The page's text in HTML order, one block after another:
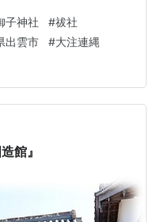
が鎮座します。写真は
金刀比羅宮、奥が祓社
り参道右に鎮座する祓
都比咩神、気吹戸主
祀っております。違い
の素兎をモチ…
子神社 #祓社
出雲市 #大注連縄
館』